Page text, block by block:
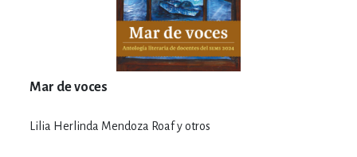
Mar de voces
Lilia Herlinda Mendoza Roaf y otros